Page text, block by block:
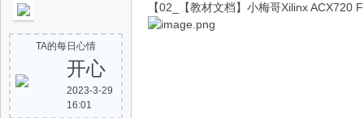
TA的每日心情
开心
2023-3-29
16:01
【02_【教材文档】小梅哥Xilinx